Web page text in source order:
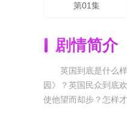
第01集
剧情简介
英国到底是什么
园》？英国民众到底
使他望而却步？怎样